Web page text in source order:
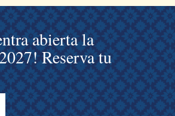
abierta la
Reserva tu